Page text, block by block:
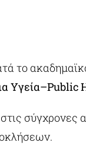
το
Υγεία–Public
σύγχρονες